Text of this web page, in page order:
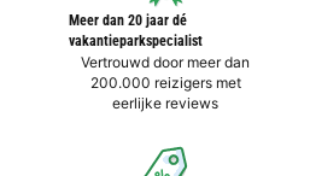
Meer dan 20 jaar dé
vakantieparkspecialist
Vertrouwd door meer dan
200.000 reizigers met
eerlijke reviews